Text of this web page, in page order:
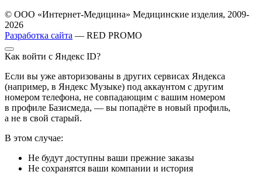
© ООО «Интернет-Медицина» Медицинские изделия, 2009-
2026
Разработка сайта — RED PROMO
Как войти с Яндекс ID?
Если вы уже авторизованы в других сервисах Яндекса
(например, в Яндекс Музыке) под аккаунтом с другим
номером телефона, не совпадающим с вашим номером
в профиле Базисмеда, — вы попадёте в новый профиль,
а не в свой старый.
В этом случае:
Не будут доступны ваши прежние заказы
Не сохранятся ваши компании и история